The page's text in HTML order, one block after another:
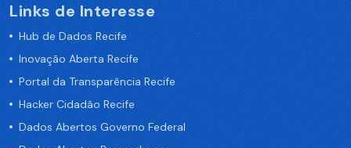
Links de Interesse
Hub de Dados Recife
Inovação Aberta Recife
Portal da Transparência Recife
Hacker Cidadão Recife
Dados Abertos Governo Federal